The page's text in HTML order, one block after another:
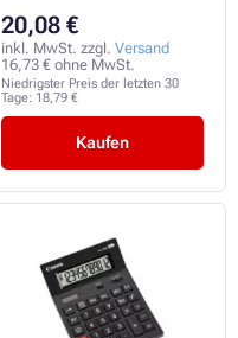
20,08 €
inkl. MwSt. zzgl. Versand
16,73 € ohne MwSt.
Niedrigster Preis der letzten 30
Tage: 18,79 €
Kaufen